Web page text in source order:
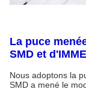
La puce
SMD et
Nous adoptons la
SMD a mené le